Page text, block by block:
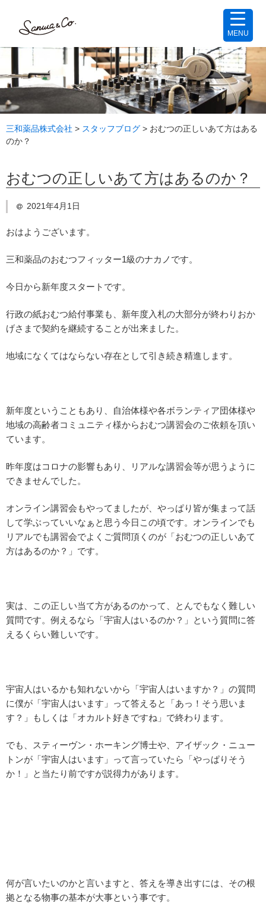
三和薬品株式会社 > スタッフブログ > おむつの正しいあて方はある
のか？
おむつの正しいあて方はあるのか？
2021年4月1日
おはようございます。
三和薬品のおむつフィッター1級のナカノです。
今日から新年度スタートです。
行政の紙おむつ給付事業も、新年度入札の大部分が終わりおか
げさまで契約を継続することが出来ました。
地域になくてはならない存在として引き続き精進します。
新年度ということもあり、自治体様や各ボランティア団体様や
地域の高齢者コミュニティ様からおむつ講習会のご依頼を頂い
ています。
昨年度はコロナの影響もあり、リアルな講習会等が思うように
できませんでした。
オンライン講習会もやってましたが、やっぱり皆が集まって話
して学ぶっていいなぁと思う今日この頃です。オンラインでも
リアルでも講習会でよくご質問頂くのが「おむつの正しいあて
方はあるのか？」です。
実は、この正しい当て方があるのかって、とんでもなく難しい
質問です。例えるなら「宇宙人はいるのか？」という質問に答
えるくらい難しいです。
宇宙人はいるかも知れないから「宇宙人はいますか？」の質問
に僕が「宇宙人はいます」って答えると「あっ！そう思いま
す？」もしくは「オカルト好きですね」で終わります。
でも、スティーヴン・ホーキング博士や、アイザック・ニュー
トンが「宇宙人はいます」って言っていたら「やっぱりそう
か！」と当たり前ですが説得力があります。
何が言いたいのかと言いますと、答えを導き出すには、その根
拠となる物事の基本が大事という事です。
MENU